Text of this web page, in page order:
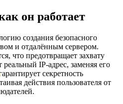
он работает
создания безопасного
и отдалённым сервером.
что предотвращает захвату
IP-адрес, заменяя его
секретность
действия пользователя от